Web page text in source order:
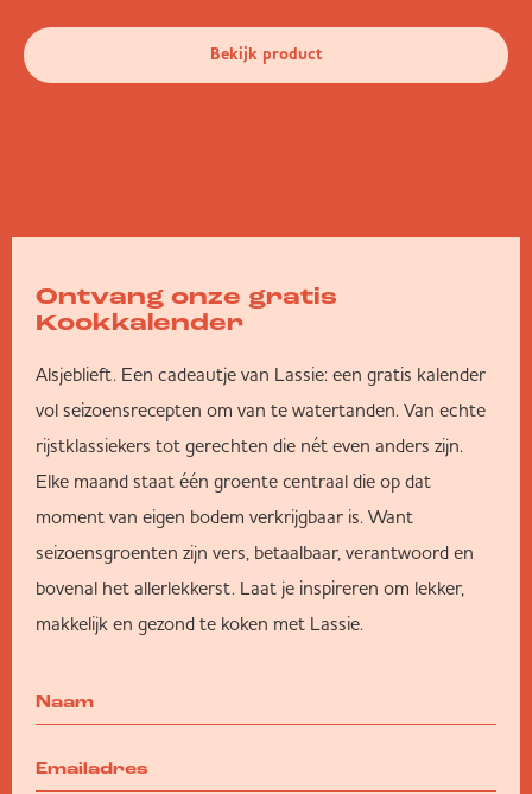
Bekijk product
Ontvang onze gratis
Kookkalender
Alsjeblieft. Een cadeautje van Lassie: een gratis kalender
vol seizoensrecepten om van te watertanden. Van echte
rijstklassiekers tot gerechten die nét even anders zijn.
Elke maand staat één groente centraal die op dat
moment van eigen bodem verkrijgbaar is. Want
seizoensgroenten zijn vers, betaalbaar, verantwoord en
bovenal het allerlekkerst. Laat je inspireren om lekker,
makkelijk en gezond te koken met Lassie.